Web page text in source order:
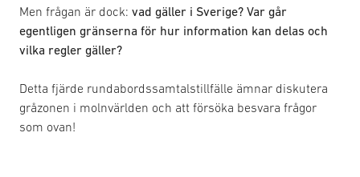
Men frågan är dock: vad gäller i Sverige? Var går
egentligen gränserna för hur information kan delas och
vilka regler gäller?
Detta fjärde rundabordssamtalstillfälle ämnar diskutera
gråzonen i molnvärlden och att försöka besvara frågor
som ovan!